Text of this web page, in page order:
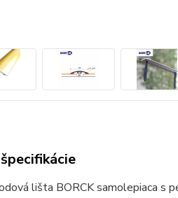
lišta BORCK samolepiaca s